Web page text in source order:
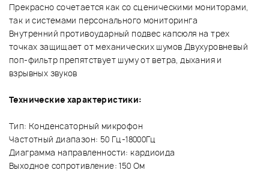
Прекрасно сочетается как со сценическими мониторами,
так и системами персонального мониторинга
Внутренний противоударный подвес капсюля на трех
точках защищает от механических шумов Двухуровневый
поп-фильтр препятствует шуму от ветра, дыхания и
взрывных звуков
Технические характеристики:
Тип: Конденсаторный микрофон
Частотный диапазон: 50 Гц-18000Гц
Диаграмма направленности: кардиоида
Выходное сопротивление: 150 Ом